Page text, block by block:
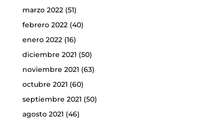
marzo 2022(51)
febrero 2022(40)
enero 2022(16)
diciembre 2021 (50)
noviembre 2021 (63)
octubre 2021 (60)
septiembre 2021 (50)
agosto 2021 (46)